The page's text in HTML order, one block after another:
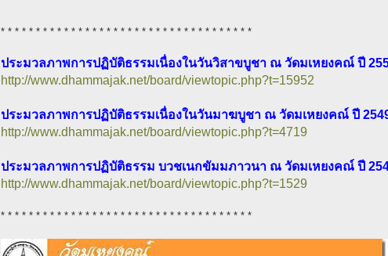
* * * * * * * * * * * * * * * * * * * * * * * * * * * * * * * * * * * *
ประมวลภาพการปฏิบัติธรรมเนื่องในวันวิสาขบูชา ณ วัดมเหยงคณ์ ปี
http://www.dhammajak.net/board/viewtopic.php?t=15952
ประมวลภาพการปฏิบัติธรรมเนื่องในวันมาฆบูชา ณ วัดมเหยงคณ์ ปี
http://www.dhammajak.net/board/viewtopic.php?t=4719
ประมวลภาพการปฏิบัติธรรม บวชเนกขัมมภาวนา ณ วัดมเหยงคณ์ ปี
http://www.dhammajak.net/board/viewtopic.php?t=1529
* * * * * * * * * * * * * * * * * * * * * * * * * * * * * * * * * * * *